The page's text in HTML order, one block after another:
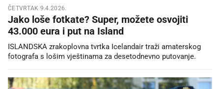
ČETVRTAK 9.4.2026.
Jako loše fotkate? Super, možete osvojiti
43.000 eura i put na Island
ISLANDSKA zrakoplovna tvrtka Icelandair traži amaterskog
fotografa s lošim vještinama za desetodnevno putovanje.